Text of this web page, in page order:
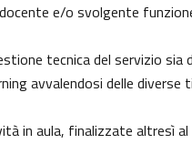
e/o svolgente
tecnica del servizio sia
avvalendosi delle
in aula, finalizzate altresì